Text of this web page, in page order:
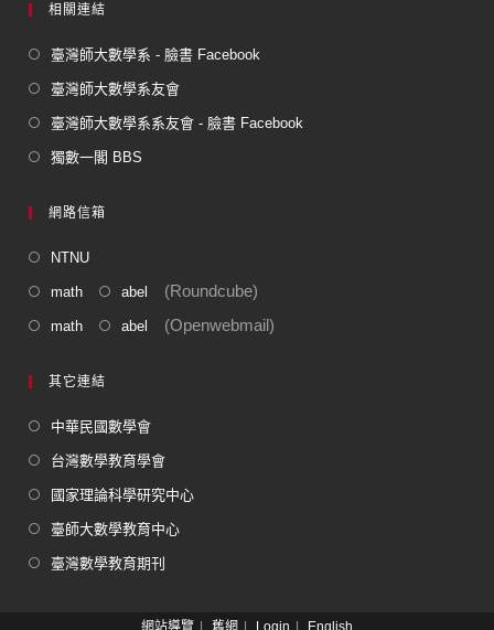
相關連結
臺灣師大數學系 - 臉書 Facebook
臺灣師大數學系友會
臺灣師大數學系系友會 - 臉書 Facebook
獨數一閣 BBS
網路信箱
NTNU
math abel (Roundcube)
math abel (Openwebmail)
其它連結
中華民國數學會
台灣數學教育學會
國家理論科學研究中心
臺師大數學教育中心
臺灣數學教育期刊
網站導覽 舊網 Login English